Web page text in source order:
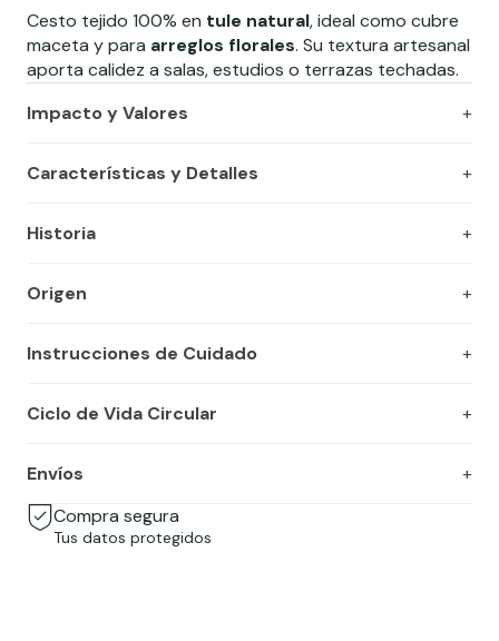
Cesto tejido 100% en tule natural, ideal como cubre
maceta y para arreglos florales. Su textura artesanal
aporta calidez a salas, estudios o terrazas techadas.
Impacto y Valores
Características y Detalles
Historia
Origen
Instrucciones de Cuidado
Ciclo de Vida Circular
Envíos
Compra segura
Tus datos protegidos